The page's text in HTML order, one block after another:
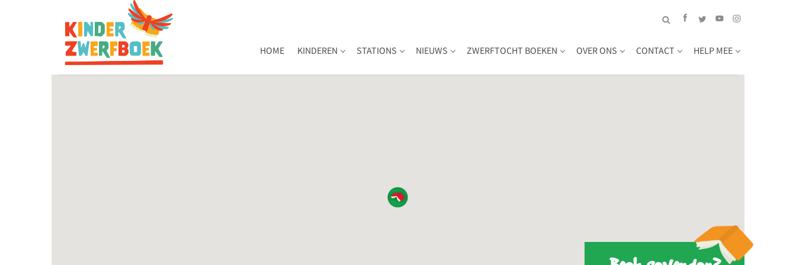
HOME KINDEREN STATIONS NIEUWS ZWERFTOCHT BOEKEN OVER ONS CONTACT HELP MEE